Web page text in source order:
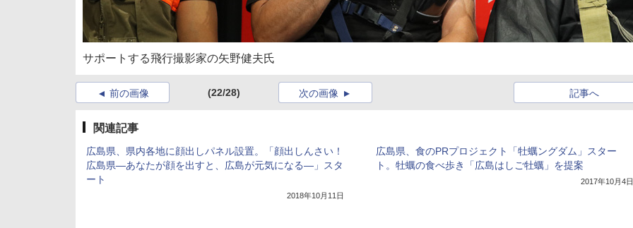
サポートする飛行撮影家の矢野健夫氏
前の画像 (22/28) 次の画像 記事へ
関連記事
広島県、県内各地に顔出しパネル設置。「顔出しんさい！
広島県―あなたが顔を出すと、広島が元気になる―」スタ
ート
2018年10月11日
広島県、食のPRプロジェクト「牡蠣ングダム」スター
ト。牡蠣の食べ歩き「広島はしご牡蠣」を提案
2017年10月4日